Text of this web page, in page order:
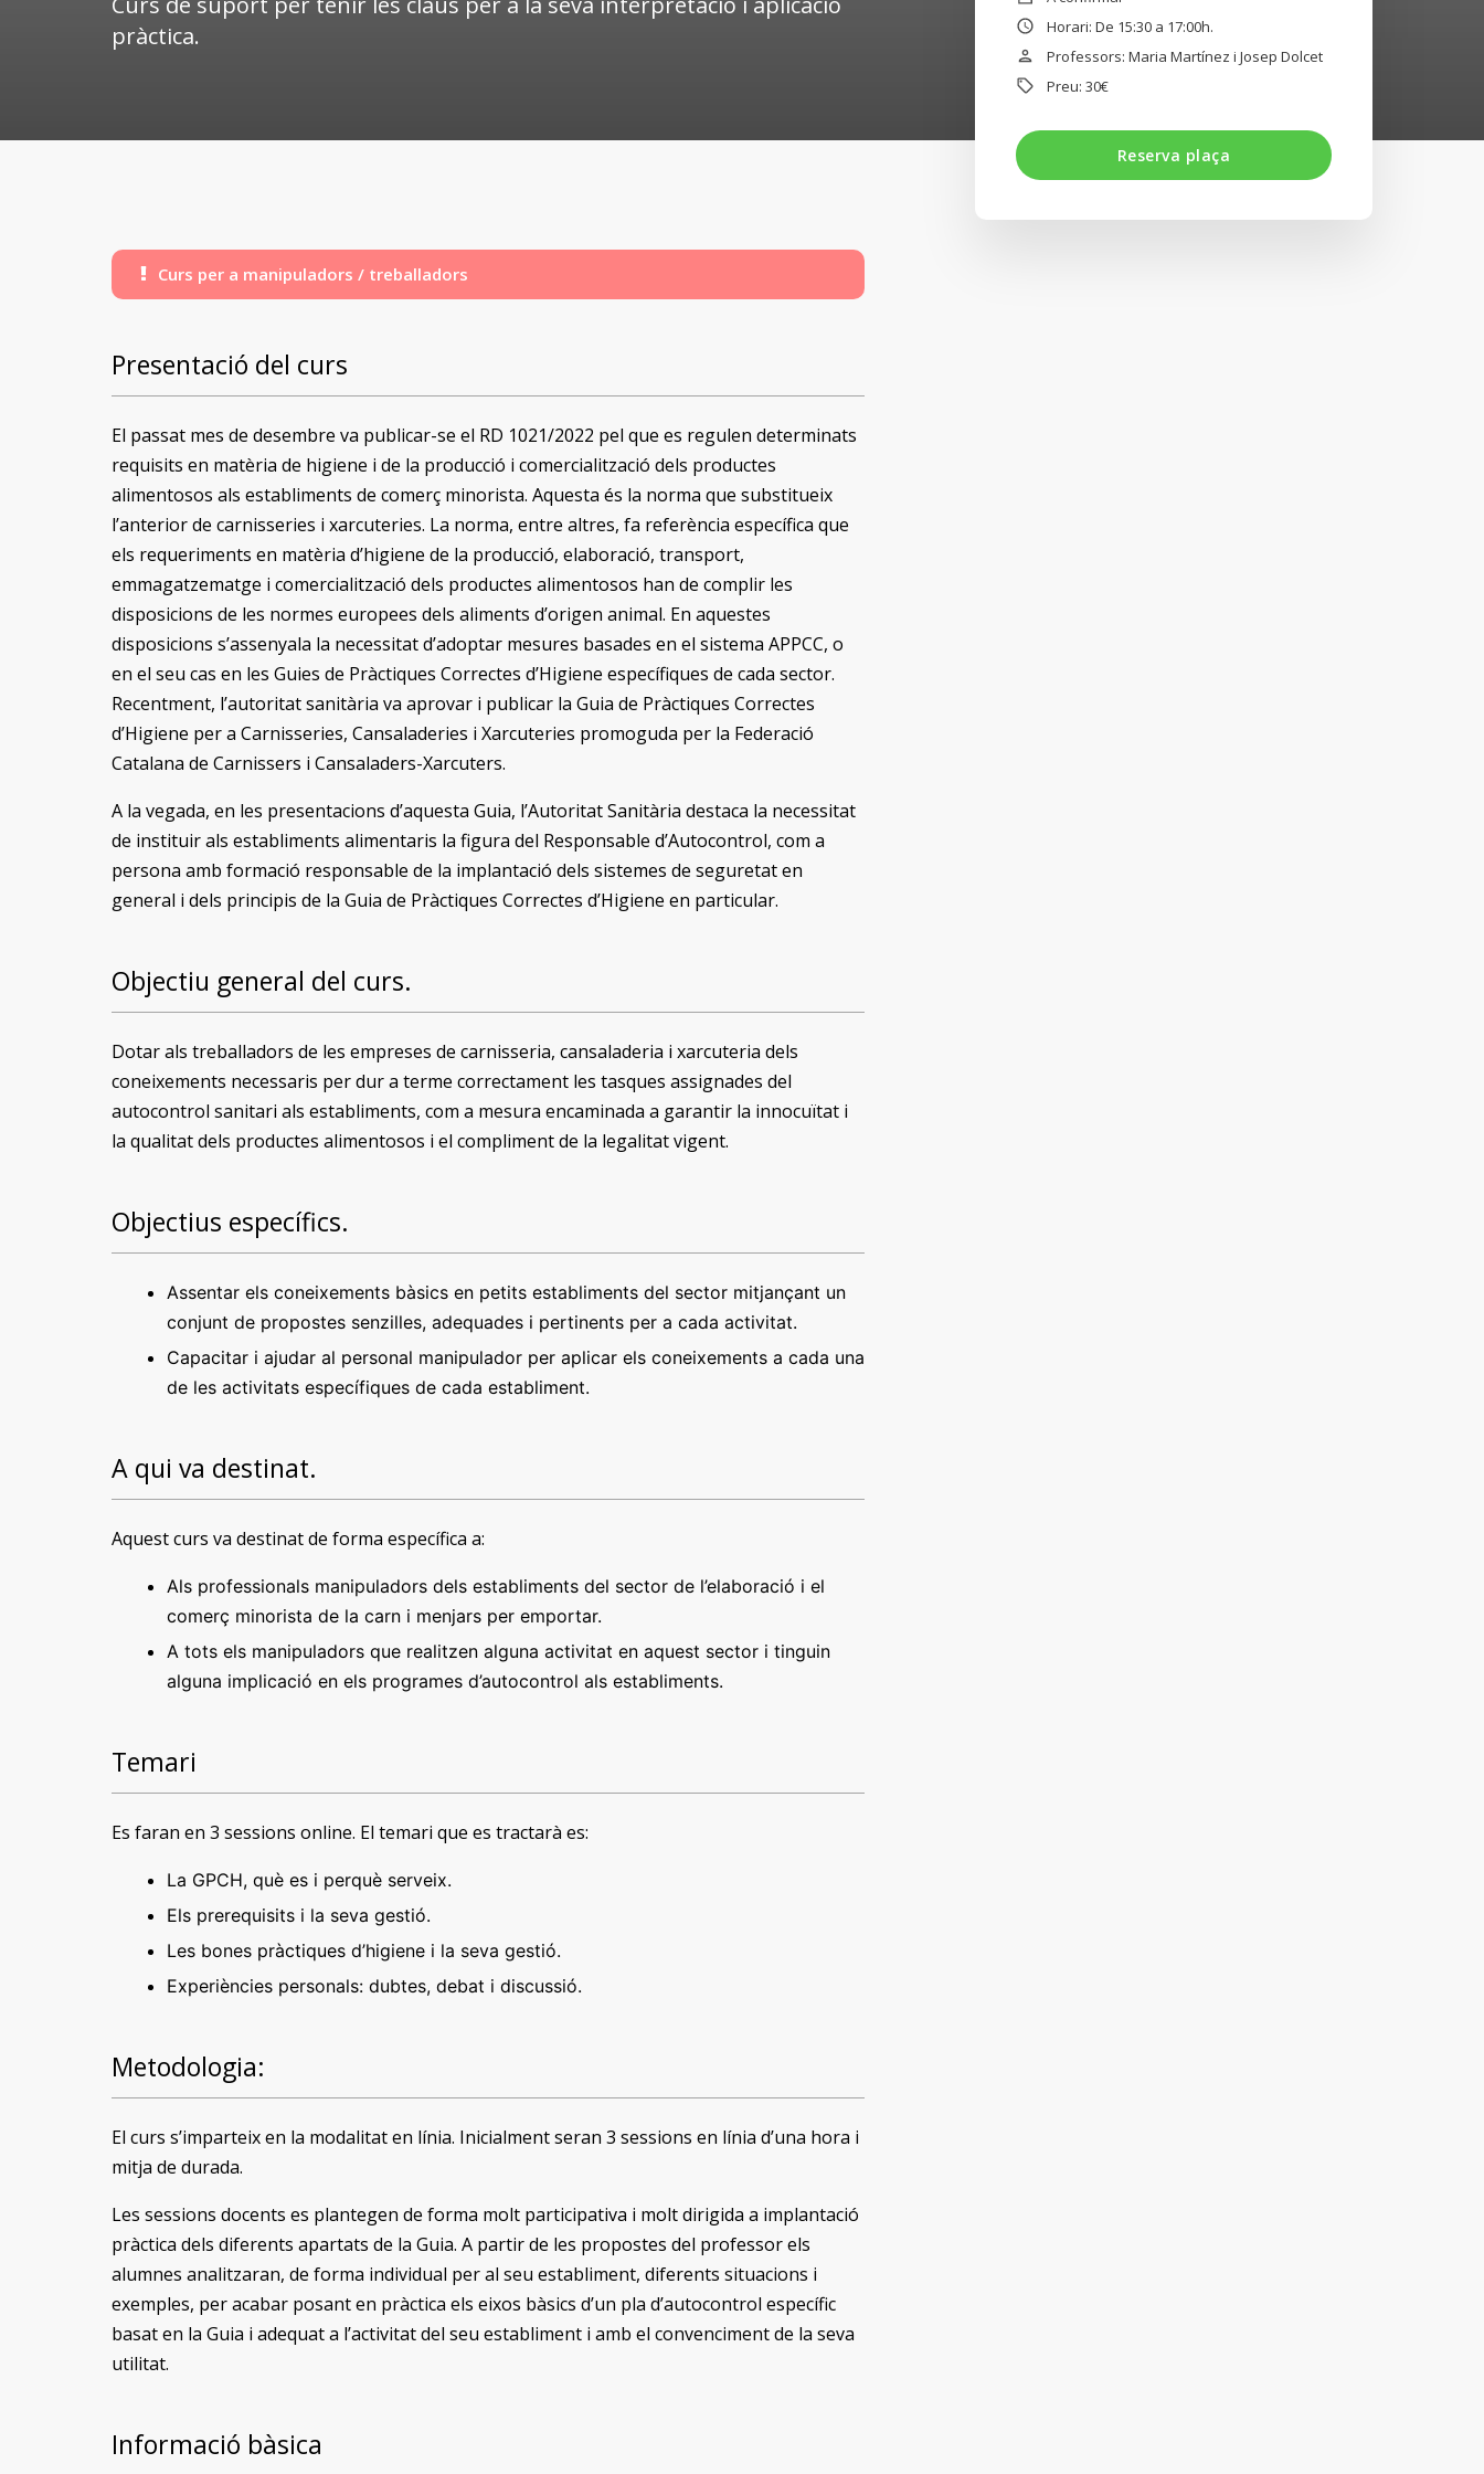
pràctica.
Curs per a manipuladors / treballadors
Presentació del curs
El passat mes de desembre va publicar-se el RD 1021/2022 pel que es regulen determinats
requisits en matèria de higiene i de la producció i comercialització dels productes
alimentosos als establiments de comerç minorista. Aquesta és la norma que substitueix
l’anterior de carnisseries i xarcuteries. La norma, entre altres, fa referència específica que
els requeriments en matèria d’higiene de la producció, elaboració, transport,
emmagatzematge i comercialització dels productes alimentosos han de complir les
disposicions de les normes europees dels aliments d’origen animal. En aquestes
disposicions s’assenyala la necessitat d’adoptar mesures basades en el sistema APPCC, o
en el seu cas en les Guies de Pràctiques Correctes d’Higiene específiques de cada sector.
Recentment, l’autoritat sanitària va aprovar i publicar la Guia de Pràctiques Correctes
d’Higiene per a Carnisseries, Cansaladeries i Xarcuteries promoguda per la Federació
Catalana de Carnissers i Cansaladers-Xarcuters.
A la vegada, en les presentacions d’aquesta Guia, l’Autoritat Sanitària destaca la necessitat
de instituir als establiments alimentaris la figura del Responsable d’Autocontrol, com a
persona amb formació responsable de la implantació dels sistemes de seguretat en
general i dels principis de la Guia de Pràctiques Correctes d’Higiene en particular.
Objectiu general del curs.
Dotar als treballadors de les empreses de carnisseria, cansaladeria i xarcuteria dels
coneixements necessaris per dur a terme correctament les tasques assignades del
autocontrol sanitari als establiments, com a mesura encaminada a garantir la innocuïtat i
la qualitat dels productes alimentosos i el compliment de la legalitat vigent.
Objectius específics.
Assentar els coneixements bàsics en petits establiments del sector mitjançant un
conjunt de propostes senzilles, adequades i pertinents per a cada activitat.
Capacitar i ajudar al personal manipulador per aplicar els coneixements a cada una
de les activitats específiques de cada establiment.
A qui va destinat.
Aquest curs va destinat de forma específica a:
Als professionals manipuladors dels establiments del sector de l’elaboració i el
comerç minorista de la carn i menjars per emportar.
A tots els manipuladors que realitzen alguna activitat en aquest sector i tinguin
alguna implicació en els programes d’autocontrol als establiments.
Temari
Es faran en 3 sessions online. El temari que es tractarà es:
La GPCH, què es i perquè serveix.
Els prerequisits i la seva gestió.
Les bones pràctiques d’higiene i la seva gestió.
Experiències personals: dubtes, debat i discussió.
Metodologia:
El curs s’imparteix en la modalitat en línia. Inicialment seran 3 sessions en línia d’una hora i
mitja de durada.
Les sessions docents es plantegen de forma molt participativa i molt dirigida a implantació
pràctica dels diferents apartats de la Guia. A partir de les propostes del professor els
alumnes analitzaran, de forma individual per al seu establiment, diferents situacions i
exemples, per acabar posant en pràctica els eixos bàsics d’un pla d’autocontrol específic
basat en la Guia i adequat a l’activitat del seu establiment i amb el convenciment de la seva
utilitat.
Informació bàsica
manipuladors / treballadors
Horari: De 15:30 a 17:00h.
Professors: Maria Martínez i Josep Dolcet
Preu: 30€
Reserva plaça